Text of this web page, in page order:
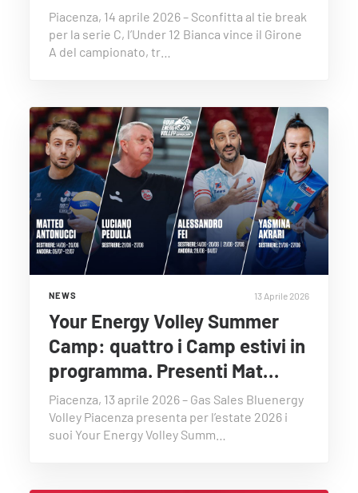
Piacenza, 14 aprile 2026 – Sconfitta al tie break
per la serie C, l’Under 12 Bianca vince il Girone
A del campionato, tr…
NEWS 13 Aprile 2026
Your Energy Volley Summer
Camp: quattro i Camp estivi in
programma. Presenti Mat…
Piacenza, 13 aprile 2026 – Gas Sales Bluenergy
Volley Piacenza presenta per l’estate 2026 i
suoi Your Energy Volley Summ…